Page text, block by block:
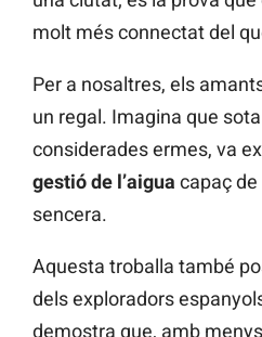
molt més connectat del
Per a nosaltres, els
un regal. Imagina que
considerades ermes, va
gestió de l’aigua capaç
sencera.
Aquesta troballa també
dels exploradors
demostra que, amb